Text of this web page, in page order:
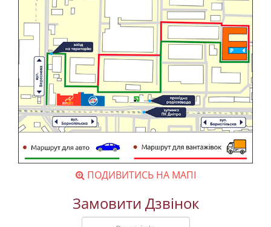
ПОДИВИТИСЬ НА МАПІ
Замовити Дзвінок